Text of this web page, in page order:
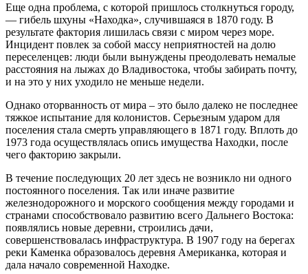
Еще одна проблема, с которой пришлось столкнуться городу,
— гибель шхуны «Находка», случившаяся в 1870 году. В
результате фактория лишилась связи с миром через море.
Инцидент повлек за собой массу неприятностей на долю
переселенцев: люди были вынуждены преодолевать немалые
расстояния на лыжах до Владивостока, чтобы забирать почту,
и на это у них уходило не меньше недели.
Однако оторванность от мира – это было далеко не последнее
тяжкое испытание для колонистов. Серьезным ударом для
поселения стала смерть управляющего в 1871 году. Вплоть до
1973 года осуществлялась опись имущества Находки, после
чего факторию закрыли.
В течение последующих 20 лет здесь не возникло ни одного
постоянного поселения. Так или иначе развитие
железнодорожного и морского сообщения между городами и
странами способствовало развитию всего Дальнего Востока:
появлялись новые деревни, строились дачи,
совершенствовалась инфраструктура. В 1907 году на берегах
реки Каменка образовалось деревня Американка, которая и
дала начало современной Находке.